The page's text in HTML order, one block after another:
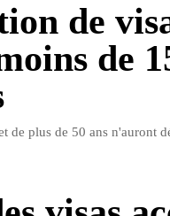
de
de
de plus de 50 ans n'auront